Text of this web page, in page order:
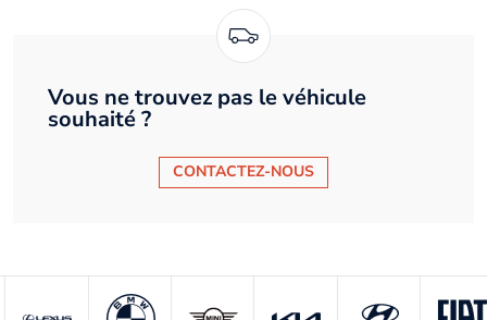
Vous ne trouvez pas le véhicule
souhaité ?
CONTACTEZ-NOUS